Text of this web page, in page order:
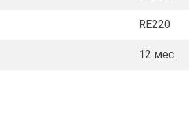
RE220
12 мес.